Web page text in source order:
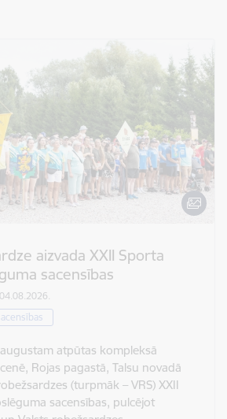
aizvada XXII Sporta
sacensības
atpūtas kompleksā
Rojas pagastā, Talsu novadā
(turpmāk – VRS) XXII
sacensības, pulcējot